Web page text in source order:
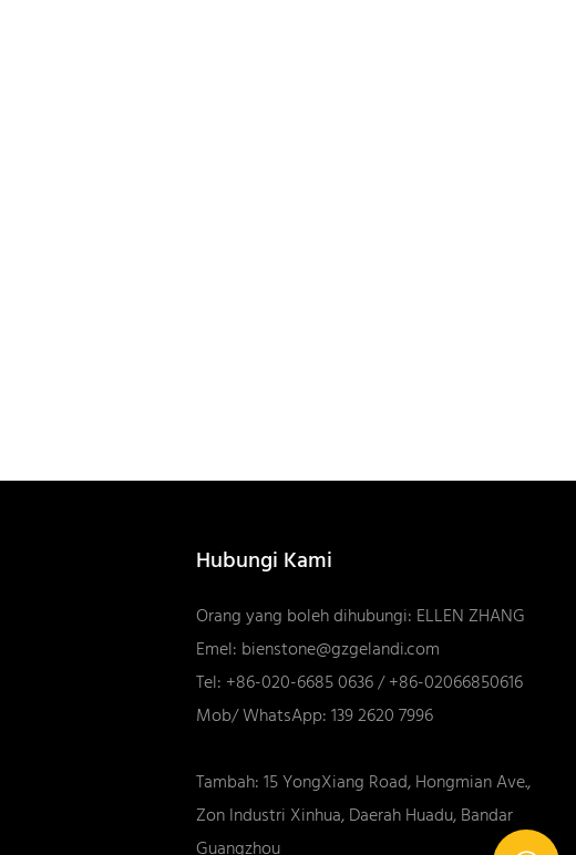
Hubungi Kami
Orang yang boleh dihubungi: ELLEN ZHANG
Emel: bienstone@gzgelandi.com
Tel: +86-020-6685 0636 / +86-02066850616
Mob/ WhatsApp: 139 2620 7996
Tambah: 15 YongXiang Road, Hongmian Ave.,
Zon Industri Xinhua, Daerah Huadu, Bandar